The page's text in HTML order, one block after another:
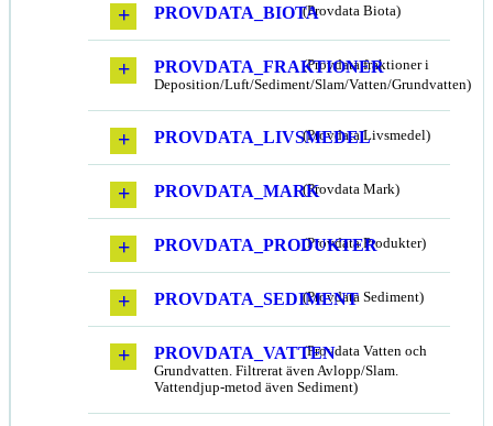
PROVDATA_BIOTA(Provdata Biota)
PROVDATA_FRAKTIONER
(Provdata fraktioner i
Deposition/Luft/Sediment/Slam/Vatten/Grundvatten)
PROVDATA_LIVSMEDEL
(Provdata Livsmedel)
PROVDATA_MARK(Provdata Mark)
PROVDATA_PRODUKTER
(Provdata Produkter)
PROVDATA_SEDIMENT(Provdata Sediment)
PROVDATA_VATTEN(Provdata Vatten och
Grundvatten. Filtrerat även Avlopp/Slam.
Vattendjup-metod även Sediment)